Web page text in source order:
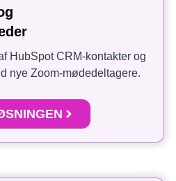
HubSpot CRM-kontakter og
nye Zoom-mødedeltagere.